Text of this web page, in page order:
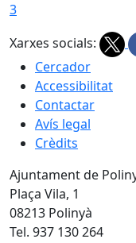
3
Xarxes socials:
Cercador
Accessibilitat
Contactar
Avís legal
Crèdits
Ajuntament de
Plaça Vila, 1
08213 Polinyà
Tel. 937 130 264